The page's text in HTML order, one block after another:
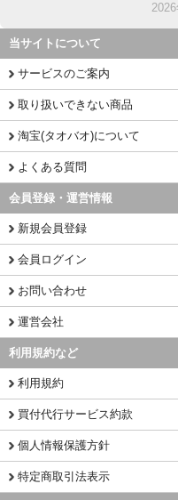
当サイトについて
サービスのご案内
取り扱いできない商品
淘宝(タオバオ)について
よくある質問
会員登録・運営情報
新規会員登録
会員ログイン
お問い合わせ
運営会社
利用規約など
利用規約
買付代行サービス約款
個人情報保護方針
特定商取引法表示